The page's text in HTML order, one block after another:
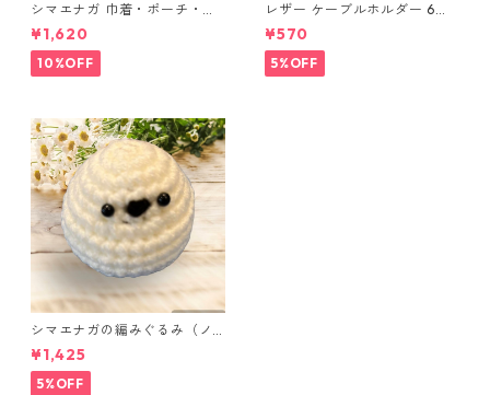
シマエナガ 巾着・ポーチ・ミ
ニポーチ(カード収納にも) ３
点セット さくらんぼ柄×淡いピ
ンク
¥1,620
10%OFF
レザー ケーブルホルダー 6個
セット
¥570
5%OFF
シマエナガの編みぐるみ（ノ
ーマル）
¥1,425
5%OFF